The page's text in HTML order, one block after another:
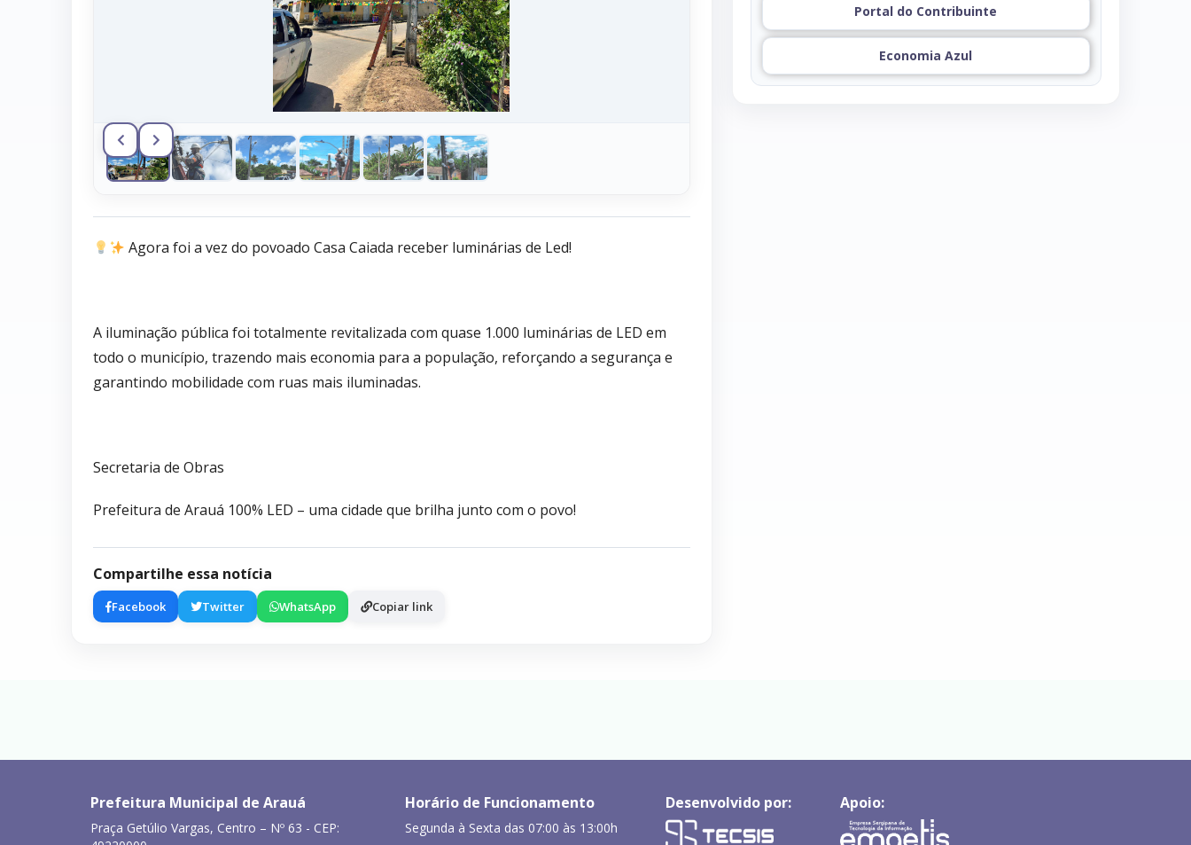
Agora foi a vez do povoado Casa Caiada receber luminárias de Led!
A iluminação pública foi totalmente revitalizada com quase 1.000 luminárias de LED em
todo o município, trazendo mais economia para a população, reforçando a segurança e
garantindo mobilidade com ruas mais iluminadas.
Secretaria de Obras
Prefeitura de Arauá 100% LED – uma cidade que brilha junto com o povo!
Compartilhe essa notícia
Facebook Twitter WhatsApp Copiar link
Portal do Contribuinte
Economia Azul
Prefeitura Municipal de Arauá
Praça Getúlio Vargas, Centro – Nº 63 - CEP:
Horário de Funcionamento
Segunda à Sexta das 07:00 às 13:00h
Desenvolvido por: Apoio: